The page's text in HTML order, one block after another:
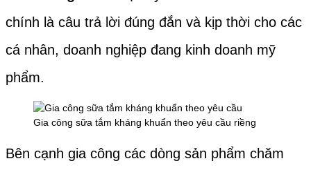
chính là câu trả lời đúng đắn và kịp thời cho các
cá nhân, doanh nghiệp đang kinh doanh mỹ
phẩm.
Gia công sữa tắm kháng khuẩn theo yêu cầu riềng
Bên cạnh gia công các dòng sản phẩm chăm